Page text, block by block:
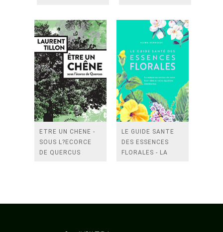
ETRE UN CHENE -
SOUS L?ECORCE
DE QUERCUS
LE GUIDE SANTE
DES ESSENCES
FLORALES - LA
EQUILIBRE